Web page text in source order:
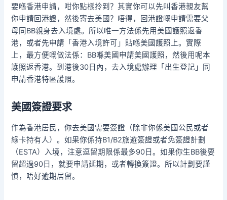
要喺香港申請，咁你點樣拎到？其實你可以先叫香港親友幫
你申請回港證，然後寄去美國？唔得，回港證嘅申請需要父
母同BB親身去入境處。所以唯一方法係先用美國護照返香
港，或者先申請「香港入境許可」貼喺美國護照上。實際
上，最方便嘅做法係：BB喺美國申請美國護照，然後用呢本
護照返香港。到港後30日內，去入境處辦理「出生登記」同
申請香港特區護照。
美國簽證要求
作為香港居民，你去美國需要簽證（除非你係美國公民或者
綠卡持有人）。如果你係持B1/B2旅遊簽證或者免簽證計劃
（ESTA）入境，注意逗留期限係最多90日。如果你生BB後要
留超過90日，就要申請延期，或者轉換簽證。所以計劃要謹
慎，唔好逾期居留。